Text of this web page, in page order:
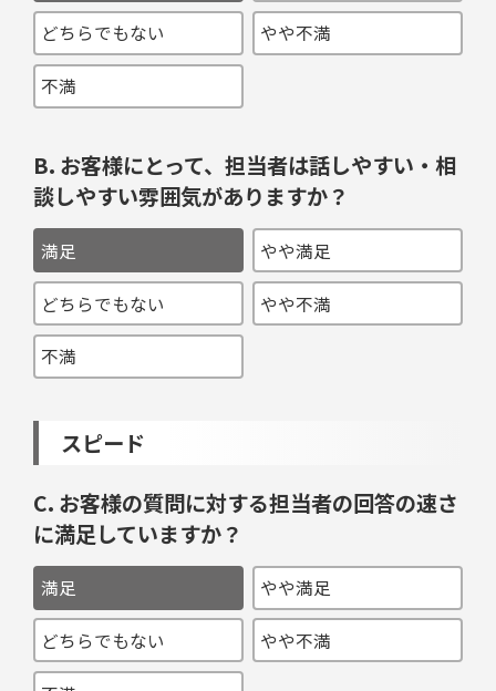
どちらでもない やや不満
不満
B. お客様にとって、担当者は話しやすい・相
談しやすい雰囲気がありますか？
満足 やや満足
どちらでもない やや不満
不満
スピード
C. お客様の質問に対する担当者の回答の速さ
に満足していますか？
満足 やや満足
どちらでもない やや不満